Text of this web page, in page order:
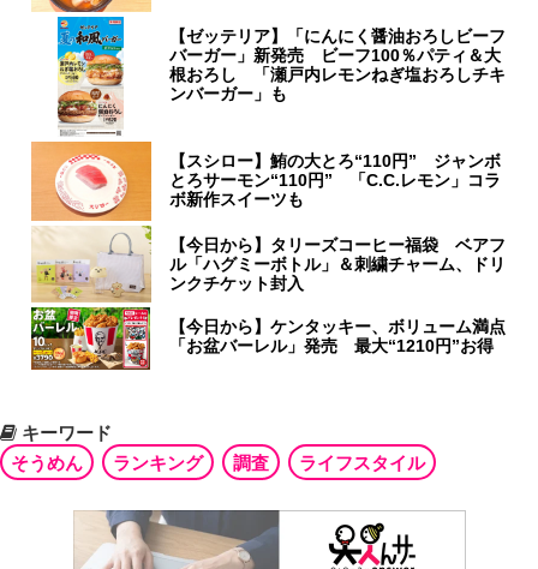
【ゼッテリア】「にんにく醤油おろしビーフ
バーガー」新発売 ビーフ100％パティ＆大
根おろし 「瀬戸内レモンねぎ塩おろしチキ
ンバーガー」も
【スシロー】鮪の大とろ“110円” ジャンボ
とろサーモン“110円” 「C.C.レモン」コラ
ボ新作スイーツも
【今日から】タリーズコーヒー福袋 ベアフ
ル「ハグミーボトル」＆刺繍チャーム、ドリ
ンクチケット封入
【今日から】ケンタッキー、ボリューム満点
「お盆バーレル」発売 最大“1210円”お得
キーワード
そうめん
ランキング 調査 ライフスタイル